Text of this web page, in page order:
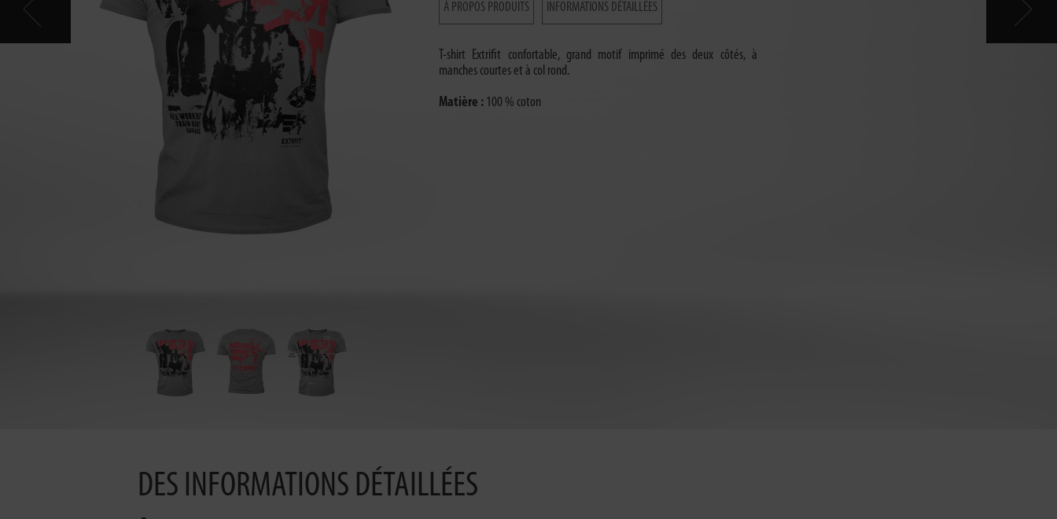
À PROPOS PRODUITS INFORMATIONS DÉTAILLÉES
T-shirt Extrifit confortable, grand motif imprimé des deux côtés, à
manches courtes et à col rond.
Matière : 100 % coton
DES INFORMATIONS DÉTAILLÉES